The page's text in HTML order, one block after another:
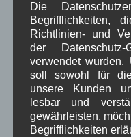
Carbonathärte: 7,7
Wallgau, den
Disclaimer
Quelle: Aushang am
in Wallgau
Die
Begrifflichkeiten,
Richtlinien- und
der Datenschutz-
verwendet wurden.
soll sowohl für
unsere Kunden
lesbar und
gewährleisten,
Begrifflichkeiten